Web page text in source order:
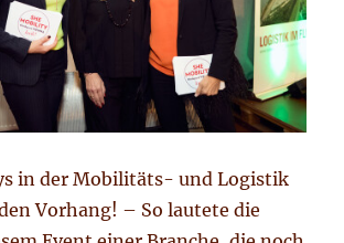
in der Mobilitäts- und Logistik
Vorhang! – So lautete die